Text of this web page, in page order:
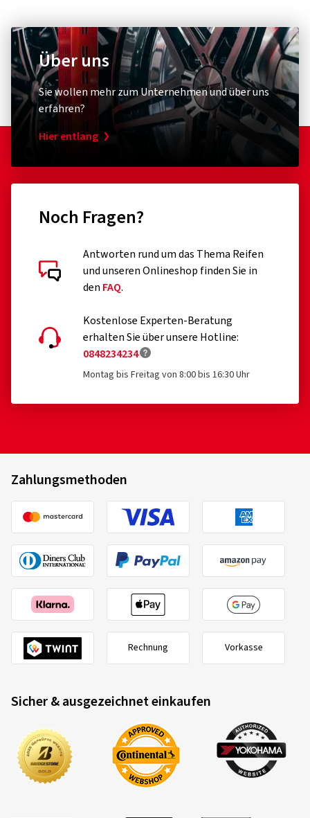
Über uns
Sie wollen mehr zum Unternehmen und über uns
erfahren?
Hier entlang
Noch Fragen?
Antworten rund um das Thema Reifen
und unseren Onlineshop finden Sie in
den FAQ.
Kostenlose Experten-Beratung
erhalten Sie über unsere Hotline:
0848234234
Montag bis Freitag von 8:00 bis 16:30 Uhr
Zahlungsmethoden
Rechnung Vorkasse
Sicher & ausgezeichnet einkaufen